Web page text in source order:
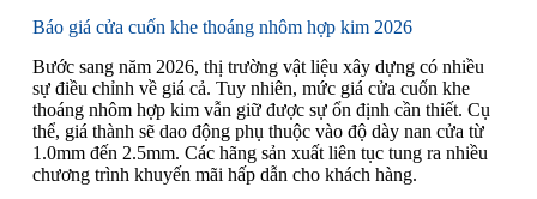
Báo giá cửa cuốn khe thoáng nhôm hợp kim 2026
Bước sang năm 2026, thị trường vật liệu xây dựng có nhiều
sự điều chỉnh về giá cả. Tuy nhiên, mức giá cửa cuốn khe
thoáng nhôm hợp kim vẫn giữ được sự ổn định cần thiết. Cụ
thể, giá thành sẽ dao động phụ thuộc vào độ dày nan cửa từ
1.0mm đến 2.5mm. Các hãng sản xuất liên tục tung ra nhiều
chương trình khuyến mãi hấp dẫn cho khách hàng.